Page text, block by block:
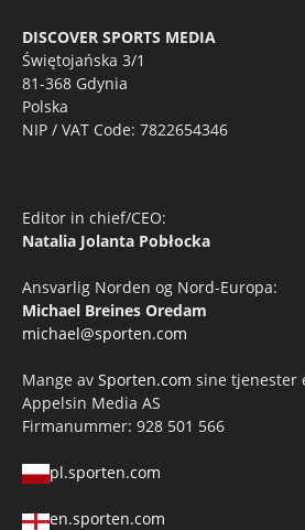
DISCOVER SPORTS MEDIA
Świętojańska 3/1
81-368 Gdynia
Polska
NIP / VAT Code: 7822654346
Editor in chief/CEO:
Natalia Jolanta Pobłocka
Ansvarlig Norden og Nord-Europa:
Michael Breines Oredam
michael@sporten.com
Mange av Sporten.com sine tjenester
Appelsin Media AS
Firmanummer: 928 501 566
pl.sporten.com
en.sporten.com